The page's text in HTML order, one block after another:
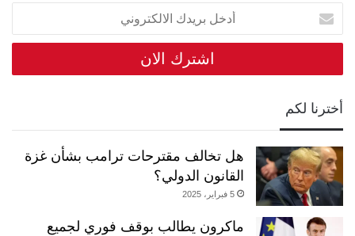
أدخل
بريدك
الالكتروني
أخترنا لكم
هل تخالف مقترحات ترامب بشأن غزة
القانون الدولي؟
5 فبراير، 2025
ماكرون يطالب بوقف فوري لجميع